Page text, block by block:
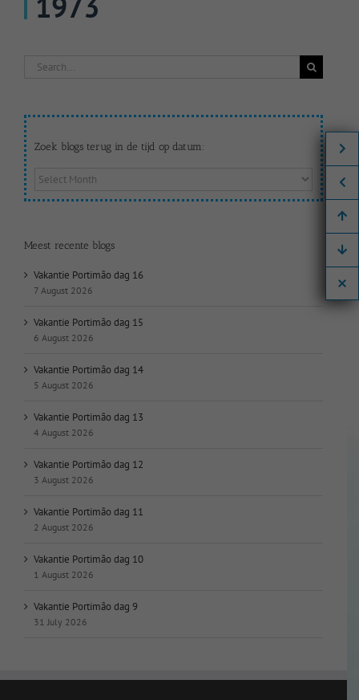
Search
Zoek blogs terug in de tijd op datum:
Zoek
op
datum:
Meest recente blogs
Vakantie Portimão dag 16
7 August 2026
Vakantie Portimão dag 15
6 August 2026
Vakantie Portimão dag 14
5 August 2026
Vakantie Portimão dag 13
4 August 2026
Vakantie Portimão dag 12
3 August 2026
Vakantie Portimão dag 11
2 August 2026
Vakantie Portimão dag 10
1 August 2026
Vakantie Portimão dag 9
31 July 2026